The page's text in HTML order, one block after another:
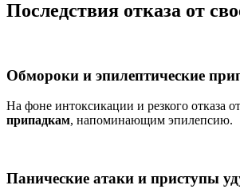
Последствия отказа от
Обмороки и эпилептические
На фоне интоксикации и резкого отказа
припадкам, напоминающим эпилепсию.
Панические атаки и приступы